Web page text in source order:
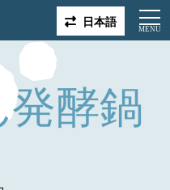
日本語
酵鍋